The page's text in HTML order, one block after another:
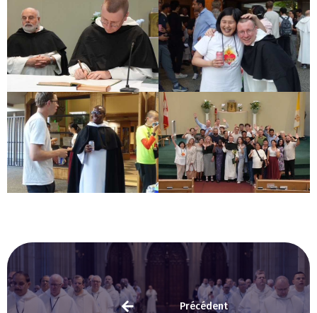
Précédent